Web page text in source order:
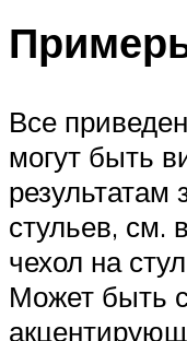
Все
могут быть
стульев,
чехол на
Может быть